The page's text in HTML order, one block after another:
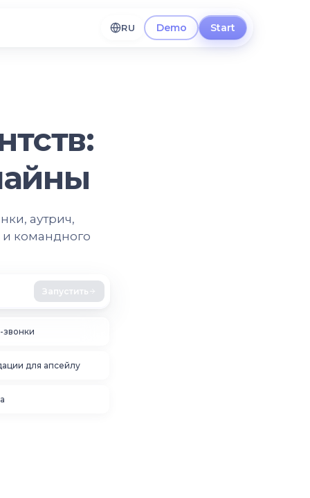
RU Demo Start
аутрич,
и командного
Запустить
звонки
для апсейлу